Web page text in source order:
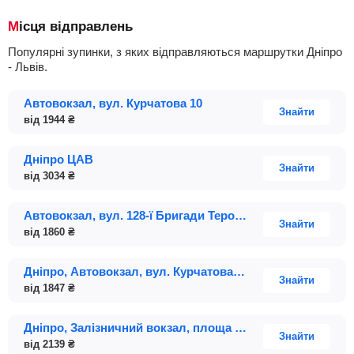
Місця відправлень
Популярні зупинки, з яких відправляються маршрутки Дніпро
- Львів.
Автовокзал, вул. Курчатова 10
від 1944 ₴
Знайти
Дніпро, Автовокзал, вул. Курчатова, 10 (Платформа 21)
від 1847 ₴
Знайти
Дніпро ЦАВ
від 3034 ₴
Знайти
Дніпро, Залізничний вокзал, площа Вокзальна, 11 (Паркінг)
від 2139 ₴
Знайти
Автовокзал, вул. 128-ї Бригади Тероборони (Курчатова), 10
від 1860 ₴
Знайти